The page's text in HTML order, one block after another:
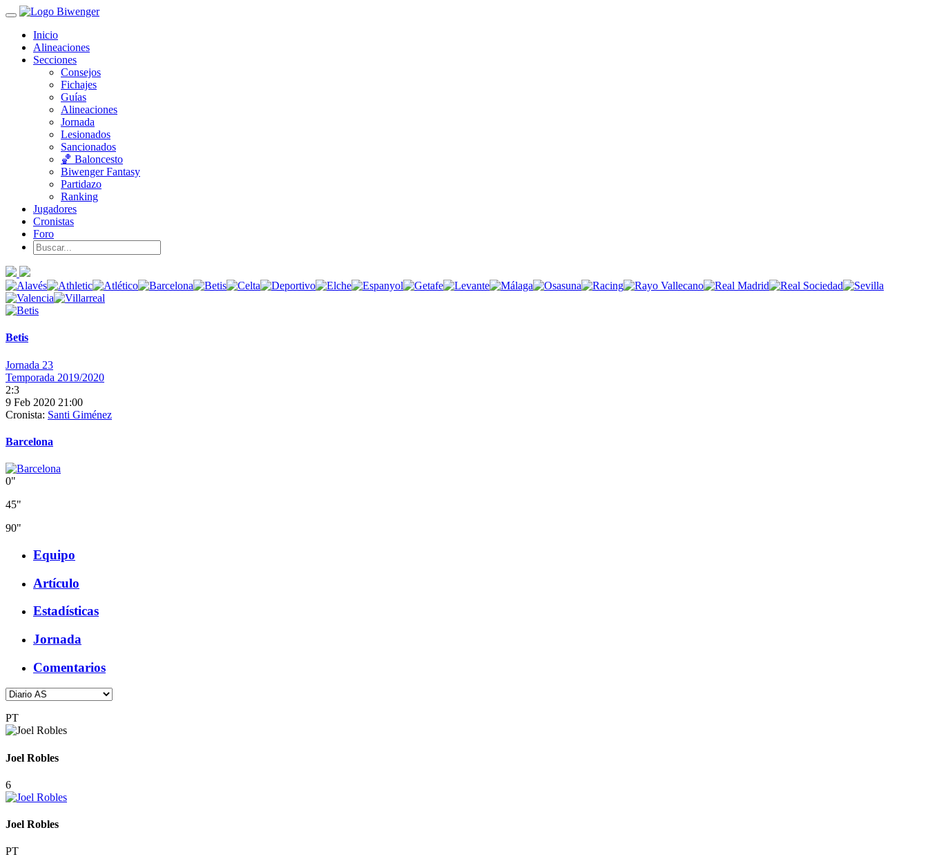
Inicio
Alineaciones
Secciones
Consejos
Fichajes
Guías
Alineaciones
Jornada
Lesionados
Sancionados
🏀 Baloncesto
Biwenger Fantasy
Partidazo
Ranking
Jugadores
Cronistas
Foro
Betis
Jornada 23
Temporada 2019/2020
2:3
9 Feb 2020 21:00
Cronista: Santi Giménez
Barcelona
0"
45"
90"
Equipo
Artículo
Estadísticas
Jornada
Comentarios
PT
Joel Robles
6
Joel Robles
PT